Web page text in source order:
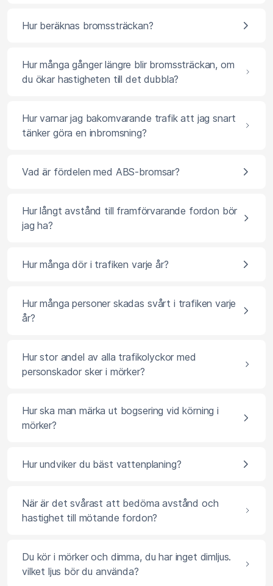
Hur beräknas bromssträckan?
Hur många gånger längre blir bromssträckan, om
du ökar hastigheten till det dubbla?
Hur varnar jag bakomvarande trafik att jag snart
tänker göra en inbromsning?
Vad är fördelen med ABS-bromsar?
Hur långt avstånd till framförvarande fordon bör
jag ha?
Hur många dör i trafiken varje år?
Hur många personer skadas svårt i trafiken varje
år?
Hur stor andel av alla trafikolyckor med
personskador sker i mörker?
Hur ska man märka ut bogsering vid körning i
mörker?
Hur undviker du bäst vattenplaning?
När är det svårast att bedöma avstånd och
hastighet till mötande fordon?
Du kör i mörker och dimma, du har inget dimljus.
vilket ljus bör du använda?